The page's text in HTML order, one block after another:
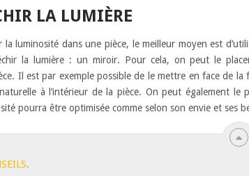
LA LUMIÈRE
luminosité dans une pièce, le meilleur moyen est
la lumière : un miroir. Pour cela, on peut le
Il est par exemple possible de le mettre en face de la
à l’intérieur de la pièce. On peut également le
pourra être optimisée comme selon son envie et ses
.